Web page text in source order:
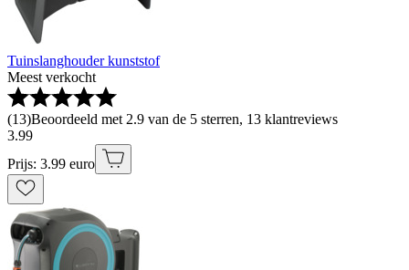
Tuinslanghouder kunststof
Meest verkocht
(13)Beoordeeld met 2.9 van de 5 sterren, 13 klantreviews
3.99
Prijs: 3.99 euro